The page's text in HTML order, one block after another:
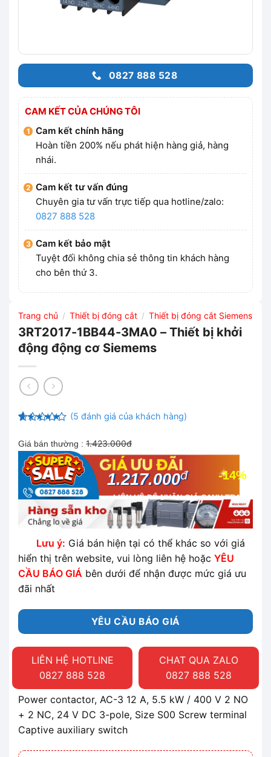
0827 888 528
CAM KẾT CỦA CHÚNG TÔI
Cam kết chính hãng
Hoàn tiền 200% nếu phát hiện hàng giả, hàng
nhái.
Cam kết tư vấn đúng
Chuyên gia tư vấn trực tiếp qua hotline/zalo:
0827 888 528
Cam kết bảo mật
Tuyệt đối không chia sẻ thông tin khách hàng
cho bên thứ 3.
Trang chủ / Thiết bị đóng cắt / Thiết bị đóng cắt Siemens
3RT2017-1BB44-3MA0 – Thiết bị khởi
động động cơ Siemems
dựa trên
đánh giá
(5 đánh giá của khách hàng)
Giá bán thường : 1.423.000đ
-14%
1.217.000đ
LIÊN HỆ ĐỂ NHẬN GIÁ CẠNH TRANH
NHẤT THỊ TRƯỜNG
Lưu ý: Giá bán hiện tại có thể khác so với giá
hiển thị trên website, vui lòng liên hệ hoặc YÊU
CẦU BÁO GIÁ bên dưới để nhận được mức giá ưu
đãi nhất
YÊU CẦU BÁO GIÁ
LIÊN HỆ HOTLINE
0827 888 528
CHAT QUA ZALO
0827 888 528
Power contactor, AC-3 12 A, 5.5 kW / 400 V 2 NO
+ 2 NC, 24 V DC 3-pole, Size S00 Screw terminal
Captive auxiliary switch